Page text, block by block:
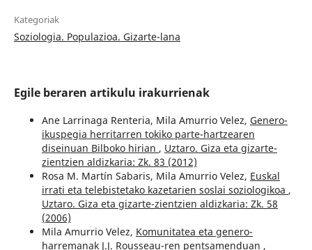
Kategoriak
Soziologia. Populazioa. Gizarte-lana
Egile beraren artikulu irakurrienak
Ane Larrinaga Renteria, Mila Amurrio Velez, Genero-
ikuspegia herritarren tokiko parte-hartzearen
diseinuan Bilboko hirian , Uztaro. Giza eta gizarte-
zientzien aldizkaria: Zk. 83 (2012)
Rosa M. Martín Sabaris, Mila Amurrio Velez, Euskal
irrati eta telebistetako kazetarien soslai soziologikoa ,
Uztaro. Giza eta gizarte-zientzien aldizkaria: Zk. 58
(2006)
Mila Amurrio Velez, Komunitatea eta genero-
harremanak J.J. Rousseau-ren pentsamenduan ,